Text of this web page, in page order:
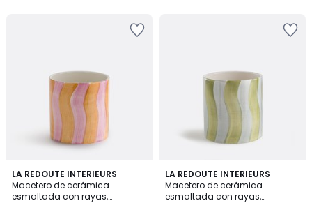
LA REDOUTE INTERIEURS
Macetero de cerámica
esmaltada con rayas,
LA REDOUTE INTERIEURS
Macetero de cerámica
esmaltada con rayas,